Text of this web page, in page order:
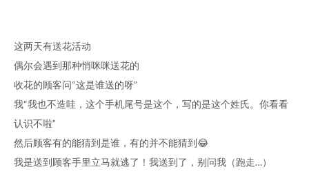
这两天有送花活动
偶尔会遇到那种悄咪咪送花的
收花的顾客问“这是谁送的呀”
我“我也不造哇，这个手机尾号是这个，写的是这个姓氏。你看看
认识不啦”
然后顾客有的能猜到是谁，有的并不能猜到😂
我是送到顾客手里立马就逃了！我送到了，别问我（跑走…）